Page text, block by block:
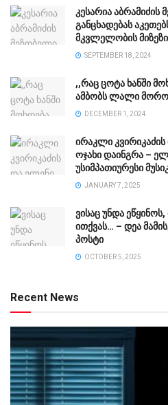
კესარია
განცხადებას
მკვლელობის
SEPTEMBER 18, 2024
,,რაც ცოტა ხანში
ამბობს ლალი
DECEMBER 1, 2024
ირაკლი
ოჯახი დაინგრა –
უსიმპათიურესი
JANUARY 7, 2025
ვისაც უნდა
ითქვას… – დეა
პოსტი
OCTOBER 5, 2025
Recent News